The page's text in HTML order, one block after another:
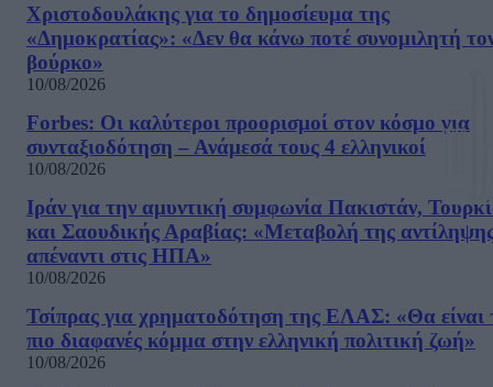
Χριστοδουλάκης για το δημοσίευμα της
«Δημοκρατίας»: «Δεν θα κάνω ποτέ συνομιλητή
βούρκο»
10/08/2026
Forbes: Οι καλύτεροι προορισμοί στον κόσμο για
συνταξιοδότηση – Ανάμεσά τους 4 ελληνικοί
10/08/2026
Ιράν για την αμυντική συμφωνία Πακιστάν,
και Σαουδικής Αραβίας: «Μεταβολή της
απέναντι στις ΗΠΑ»
10/08/2026
Τσίπρας για χρηματοδότηση της ΕΛΑΣ: «Θα είναι
πιο διαφανές κόμμα στην ελληνική πολιτική ζωή»
10/08/2026